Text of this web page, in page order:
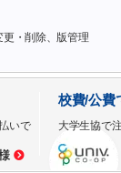
・削除、版管理
いで
校費/公費
大学生協で